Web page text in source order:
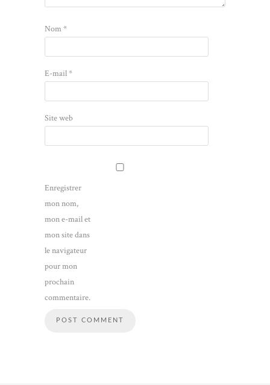
Nom*
E-mail*
Site web
Enregistrer
mon nom,
mon e-mail et
mon site dans
le navigateur
pour mon
prochain
commentaire.